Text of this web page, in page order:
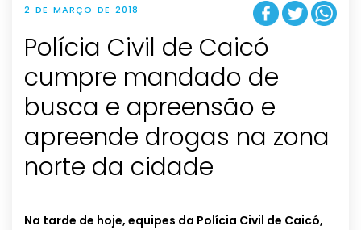
2 DE MARÇO DE 2018
Polícia Civil de Caicó
cumpre mandado de
busca e apreensão e
apreende drogas na zona
norte da cidade
Na tarde de hoje, equipes da Polícia Civil de Caicó,